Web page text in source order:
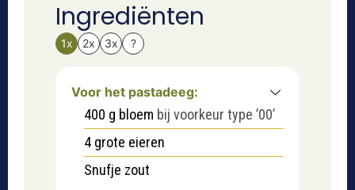
Ingrediënten
1x 2x 3x ?
Voor het pastadeeg:
400 g bloem bij voorkeur type ’00’
4 grote eieren
Snufje zout